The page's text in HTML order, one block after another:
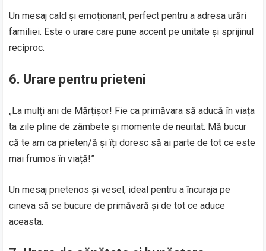
Un mesaj cald și emoționant, perfect pentru a adresa urări
familiei. Este o urare care pune accent pe unitate și sprijinul
reciproc.
6. Urare pentru prieteni
„La mulți ani de Mărțișor! Fie ca primăvara să aducă în viața
ta zile pline de zâmbete și momente de neuitat. Mă bucur
că te am ca prieten/ă și îți doresc să ai parte de tot ce este
mai frumos în viață!”
Un mesaj prietenos și vesel, ideal pentru a încuraja pe
cineva să se bucure de primăvară și de tot ce aduce
aceasta.